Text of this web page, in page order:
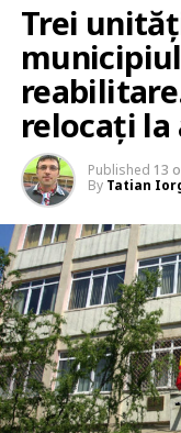
Trei
relocați la
Published 13
By Tatian